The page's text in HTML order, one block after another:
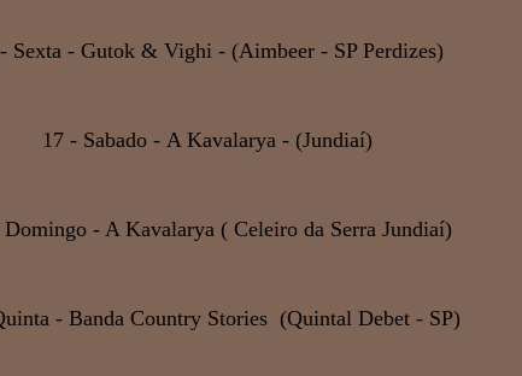
Sexta - Gutok & Vighi - (Aimbeer - SP Perdizes)
17 - Sabado - A Kavalarya - (Jundiaí)
Domingo - A Kavalarya ( Celeiro da Serra Jundiaí)
- Banda Country Stories (Quintal Debet - SP)